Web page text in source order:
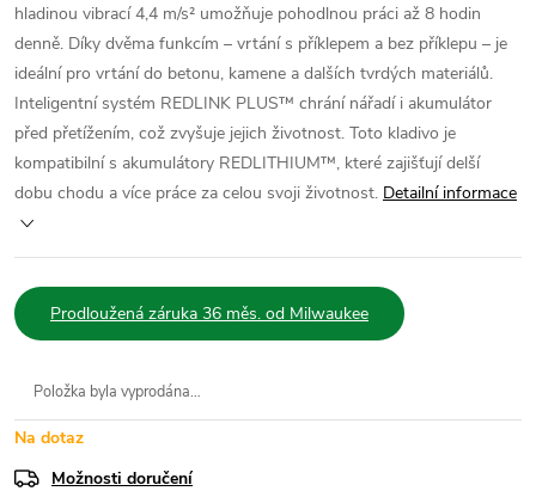
hladinou vibrací 4,4 m/s² umožňuje pohodlnou práci až 8 hodin
denně. Díky dvěma funkcím – vrtání s příklepem a bez příklepu – je
ideální pro vrtání do betonu, kamene a dalších tvrdých materiálů.
Inteligentní systém REDLINK PLUS™ chrání nářadí i akumulátor
před přetížením, což zvyšuje jejich životnost. Toto kladivo je
kompatibilní s akumulátory REDLITHIUM™, které zajišťují delší
dobu chodu a více práce za celou svoji životnost. Detailní informace
Prodloužená záruka 36 měs. od Milwaukee
Položka byla vyprodána…
Na dotaz
Možnosti doručení